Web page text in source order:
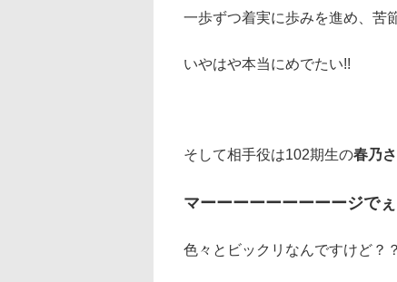
一歩ずつ着実に歩みを進め、苦
いやはや本当にめでたい!!
そして相手役は102期生の春乃さ
マーーーーーーーーージで
色々とビックリなんですけど？